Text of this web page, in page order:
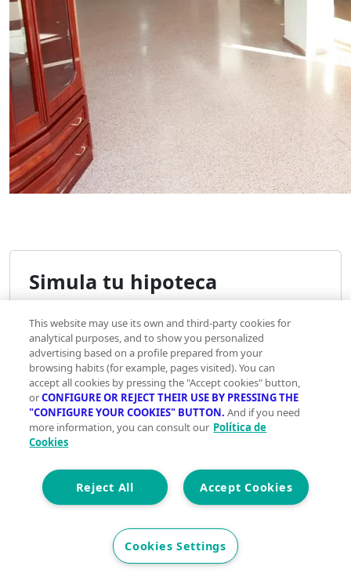
Simula tu hipoteca
Precio del inmueble
€
10.000€ 3.000.000€
This website may use its own and third-party cookies for
analytical purposes, and to show you personalized
advertising based on a profile prepared from your
browsing habits (for example, pages visited). You can
accept all cookies by pressing the "Accept cookies" button,
orCONFIGURE OR REJECT THEIR USE BY PRESSING THE
"CONFIGURE YOUR COOKIES" BUTTON. And if you need
more information, you can consult our Política de
Cookies
Accept Cookies
Reject All
Cookies Settings